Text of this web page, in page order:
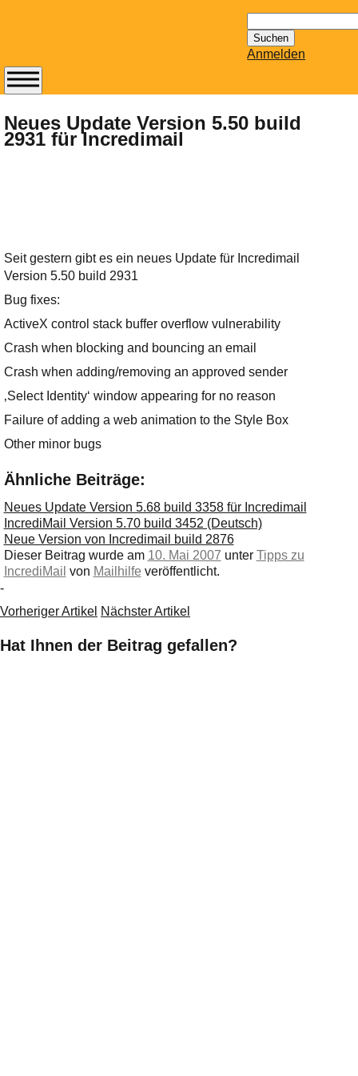
nach:
Anmelden
Neues Update Version 5.50 build
2931 für Incredimail
Seit gestern gibt es ein neues Update für Incredimail
Version 5.50 build 2931
Bug fixes:
ActiveX control stack buffer overflow vulnerability
Crash when blocking and bouncing an email
Crash when adding/removing an approved sender
‚Select Identity‘ window appearing for no reason
Failure of adding a web animation to the Style Box
Other minor bugs
Ähnliche Beiträge:
Neues Update Version 5.68 build 3358 für Incredimail
IncrediMail Version 5.70 build 3452 (Deutsch)
Neue Version von Incredimail build 2876
Dieser Beitrag wurde am 10. Mai 2007 unter Tipps zu
IncrediMail von Mailhilfe veröffentlicht.
-
Vorheriger Artikel Nächster Artikel
Hat Ihnen der Beitrag gefallen?
Abonnieren Sie den
14-tägig
erscheinenden
bereithält!
Wie z.B. Outlook,
GMail, Thunderbird
oder auch
KuNoMail, usw.
Ihre E-Mail